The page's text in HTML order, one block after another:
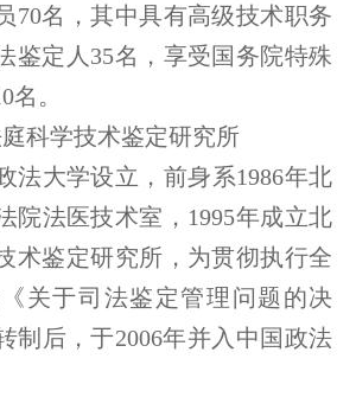
70名，其中具有高级技术职务
鉴定人35名，享受国务院特殊
。
学技术鉴定研究所
大学设立，前身系1986年北
院法医技术室，1995年成立北
术鉴定研究所，为贯彻执行全
关于司法鉴定管理问题的决
制后，于2006年并入中国政法